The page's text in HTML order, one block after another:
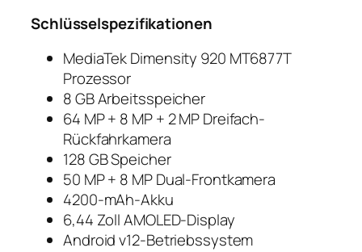
Schlüsselspezifikationen
MediaTek Dimensity 920 MT6877T
Prozessor
8 GB Arbeitsspeicher
64 MP + 8 MP + 2 MP Dreifach-
Rückfahrkamera
128 GB Speicher
50 MP + 8 MP Dual-Frontkamera
4200-mAh-Akku
6,44 Zoll AMOLED-Display
Android v12-Betriebssystem